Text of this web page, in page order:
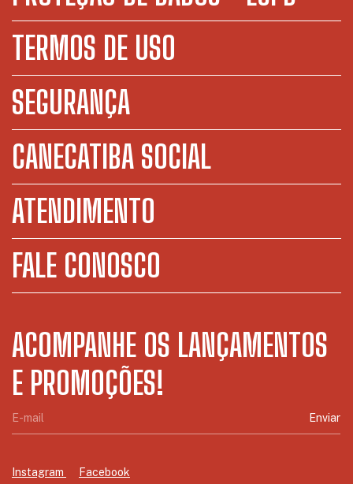
TERMOS DE USO
SEGURANÇA
CANECATIBA SOCIAL
ATENDIMENTO
FALE CONOSCO
ACOMPANHE OS LANÇAMENTOS
E PROMOÇÕES!
Instagram Facebook